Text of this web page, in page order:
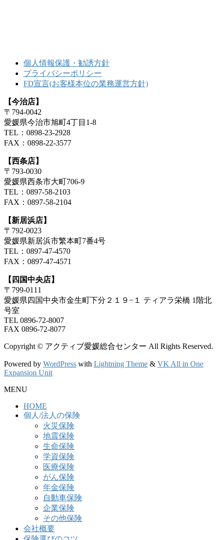
個人情報保護・勧誘方針
プライバシーポリシー
FD宣言(お客様本位の業務運営方針)
【今治店】
〒794-0042
愛媛県今治市旭町4丁目1-8
TEL：0898-23-2928
FAX：0898-22-3577
【西条店】
〒793-0030
愛媛県西条市大町706-9
TEL：0897-58-2103
FAX：0897-58-2104
【新居浜店】
〒792-0023
愛媛県新居浜市繁本町7番4号
TEL：0897-47-4570
FAX：0897-47-4571
【四国中央店】
〒799-0111
愛媛県四国中央市金生町下分２１９−１ ティアラ栄橋 1階北
号室
TEL 0896-72-8007
FAX 0896-72-8077
Copyright © アクティブ愛媛総合センター All Rights Reserved.
Powered by WordPress with Lightning Theme & VK All in One
Expansion Unit
MENU
HOME
個人/法人の保険
火災保険
地震保険
生命保険
学資保険
医療保険
がん保険
年金保険
自動車保険
企業保険
その他保険
会社概要